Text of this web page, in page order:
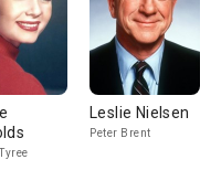
Leslie Nielsen
Peter Brent